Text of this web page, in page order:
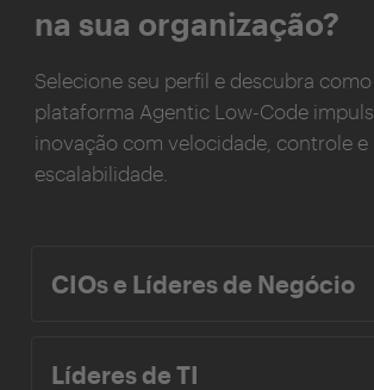
na sua organização?
Selecione seu perfil e descubra
plataforma Agentic Low-Code
inovação com velocidade, controle e
escalabilidade.
CIOs e Líderes de Negócio
Líderes de TI